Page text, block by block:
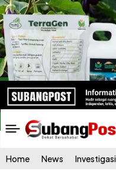
Home News Investigasi